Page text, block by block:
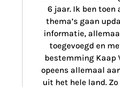
6 jaar. Ik ben toen
thema’s gaan
informatie,
toegevoegd en
bestemming Kaap
opeens allemaal
uit het hele land.